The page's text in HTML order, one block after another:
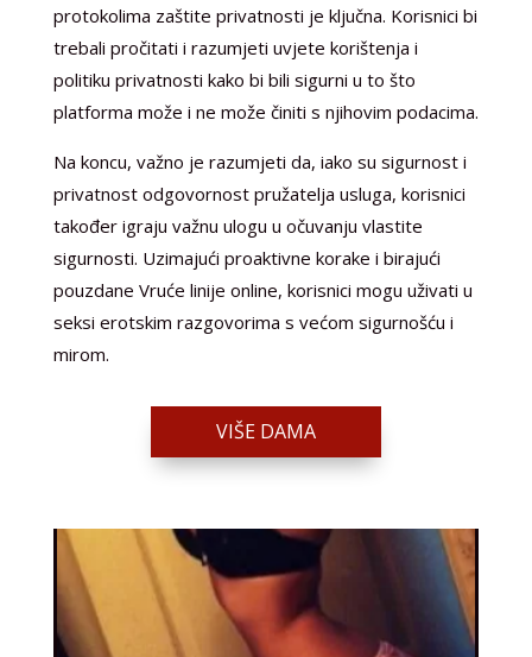
protokolima zaštite privatnosti je ključna. Korisnici bi
trebali pročitati i razumjeti uvjete korištenja i
politiku privatnosti kako bi bili sigurni u to što
platforma može i ne može činiti s njihovim podacima.
Na koncu, važno je razumjeti da, iako su sigurnost i
privatnost odgovornost pružatelja usluga, korisnici
također igraju važnu ulogu u očuvanju vlastite
sigurnosti. Uzimajući proaktivne korake i birajući
pouzdane Vruće linije online, korisnici mogu uživati u
seksi erotskim razgovorima s većom sigurnošću i
mirom.
VIŠE DAMA